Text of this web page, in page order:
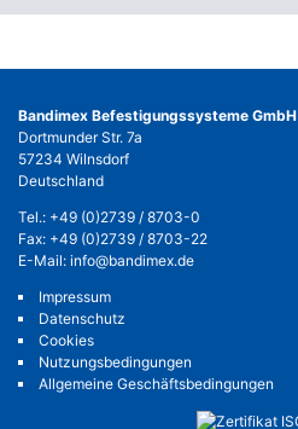
Bandimex Befestigungssysteme GmbH
Dortmunder Str. 7a
57234 Wilnsdorf
Deutschland
Tel.: +49 (0)2739 / 8703-0
Fax: +49 (0)2739 / 8703-22
E-Mail: info@bandimex.de
Impressum
Datenschutz
Cookies
Nutzungsbedingungen
Allgemeine Geschäftsbedingungen